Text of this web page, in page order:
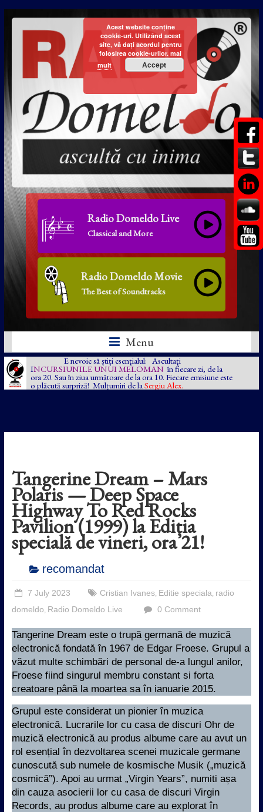
Radio Domeldo Live
Classical and More
Radio Domeldo Movie
The Best of Soundtracks
Menu
E nevoie să știți esențialul: Ascultați
INCURSIUNILE UNUI MELOMAN în fiecare zi, de la
ora 20. Sau în ziua următoare de la ora 10. Fiecare emisiune este
o plăcută surpriză! Mulțumiri de la Sergiu Alex.
Tangerine Dream – Mars
Polaris — Deep Space
Highway To Red Rocks
Pavilion (1999) la Ediția
specială de vineri, ora 21!
recomandat
7 July 2023 Cristian Ivanes, Editie speciala radio
domeldo Radio Domeldo Live 0 Comment
Tangerine Dream este o trupă germană de muzică
electronică fondată în 1967 de Edgar Froese. Grupul a
văzut multe schimbări de personal de-a lungul anilor,
Froese fiind singurul membru constant si forta
creatoare până la moartea sa în ianuarie 2015.
Grupul este considerat un pionier în muzica
electronică. Lucrarile lor cu casa de discuri Ohr de
muzică electronică au produs albume care au avut un
rol esențial în dezvoltarea scenei muzicale germane
cunoscută sub numele de kosmische Musik („muzică
cosmică”). Apoi au urmat „Virgin Years”, numiti așa
din cauza asocierii lor cu casa de discuri Virgin
Records, au produs albume care au explorat în
Acest website conține
cookie-uri. Utilizând acest
site, vă dați acordul pentru
folosirea cookie-urilor. mai
mult
Accept